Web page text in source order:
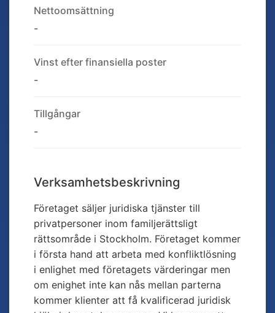
Nettoomsättning
-
Vinst efter finansiella poster
-
Tillgångar
-
Verksamhetsbeskrivning
Företaget säljer juridiska tjänster till
privatpersoner inom familjerättsligt
rättsområde i Stockholm. Företaget kommer
i första hand att arbeta med konfliktlösning
i enlighet med företagets värderingar men
om enighet inte kan nås mellan parterna
kommer klienter att få kvalificerad juridisk